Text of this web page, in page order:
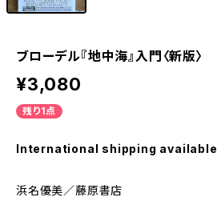
ブローデル『地中海』入門〈新版〉
¥3,080
残り1点
International shipping available
浜名優美／藤原書店